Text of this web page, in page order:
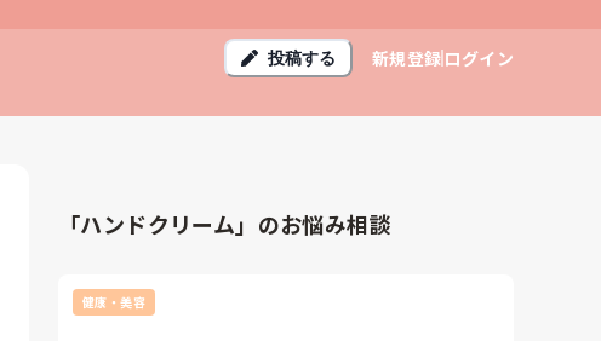
投稿する 新規登録ログイン
「ハンドクリーム」のお悩み相談
健康・美容